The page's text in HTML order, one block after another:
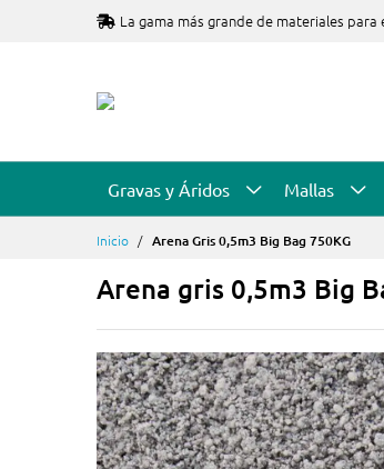
La gama más grande de materiales para
Gravas y Áridos Mallas
Inicio Arena Gris 0,5m3 Big Bag 750KG
Arena gris 0,5m3 Big